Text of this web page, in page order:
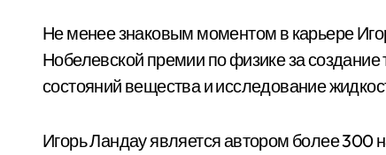
Не менее знаковым моментом в карьере
Нобелевской премии по физике за
состояний вещества и исследование
Игорь Ландау является автором более 300